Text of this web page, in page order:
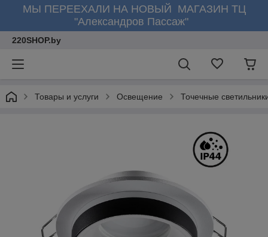
МЫ ПЕРЕЕХАЛИ НА НОВЫЙ МАГАЗИН ТЦ
"Александров Пассаж"
220SHOP.by
Товары и услуги Освещение Точечные